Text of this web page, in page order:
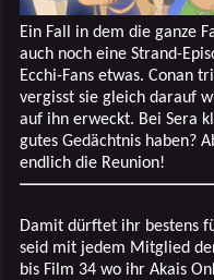
Ein Fall in dem die ganze
auch noch eine Strand-
Ecchi-Fans etwas. Conan
vergisst sie gleich darauf
auf ihn erweckt. Bei Sera
gutes Gedächtnis haben?
endlich die Reunion!
Damit dürftet ihr bestens
seid mit jedem Mitglied
bis Film 34 wo ihr Akais